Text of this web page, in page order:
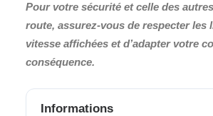
Pour votre sécurité et celle des
route, assurez-vous de respecter les
vitesse affichées et d’adapter votre
conséquence.
Informations